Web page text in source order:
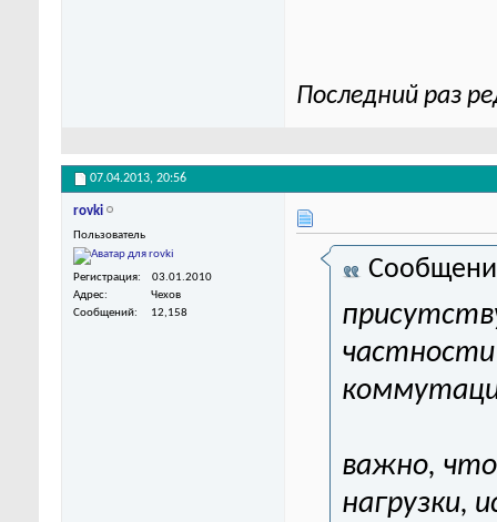
Последний раз
07.04.2013, 20:56
rovki
Пользователь
Регистрация
03.01.2010
Адрес
Чехов
Сообщений
12,158
частности
важно,
нагрузки,